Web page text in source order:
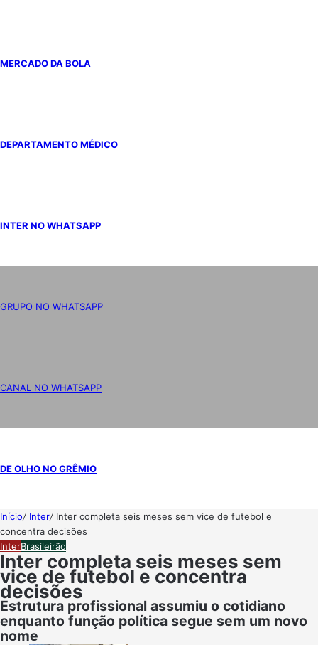
MERCADO DA BOLA
DEPARTAMENTO MÉDICO
INTER NO WHATSAPP
GRUPO NO WHATSAPP
CANAL NO WHATSAPP
DE OLHO NO GRÊMIO
Início/ Inter/ Inter completa seis meses sem vice de futebol e
concentra decisões
InterBrasileirão
Inter completa seis meses sem
vice de futebol e concentra
decisões
Estrutura profissional assumiu o cotidiano
enquanto função política segue sem um novo
nome